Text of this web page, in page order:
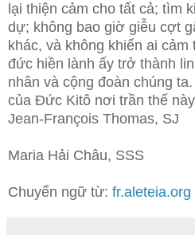
lại thiện cảm cho tất cả; tìm
dự; không bao giờ giễu cợt
khác, và không khiến ai
đức hiền lành ấy trở thành
nhân và cộng đoàn chúng
của Đức Kitô nơi trần thế
Jean-François Thomas, SJ
Maria Hải Châu, SSS
Chuyển ngữ từ: